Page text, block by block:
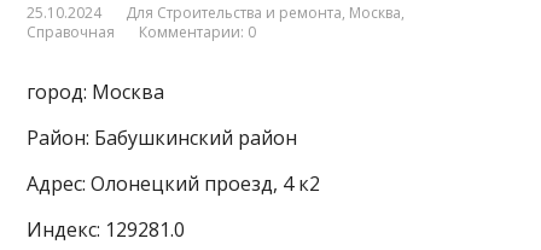
25.10.2024 Для Строительства и ремонта, Москва,
Справочная
Комментарии: 0
город: Москва
Район: Бабушкинский район
Адрес: Олонецкий проезд, 4 к2
Индекс: 129281.0